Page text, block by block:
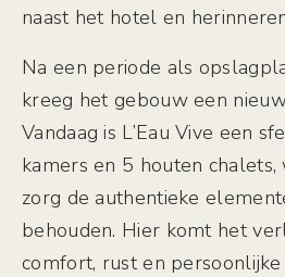
naast het hotel en
Na een periode als
kreeg het gebouw een
Vandaag is L’Eau Vive een
kamers en 5 houten
zorg de authentieke
behouden. Hier komt het
comfort, rust en